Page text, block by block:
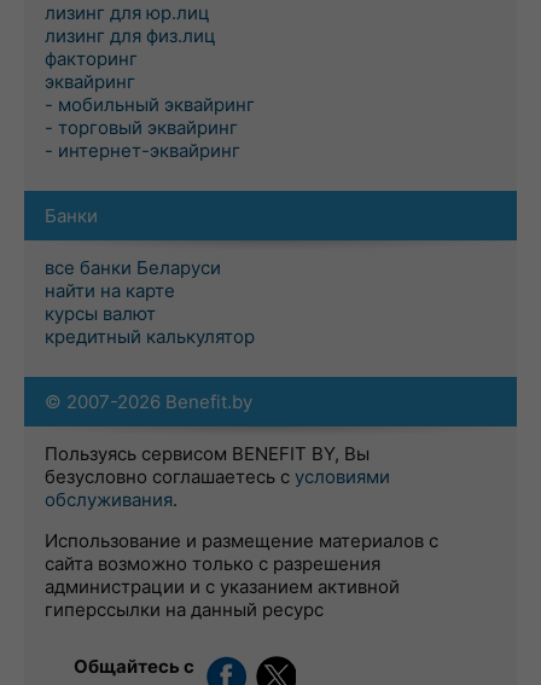
лизинг для юр.лиц
лизинг для физ.лиц
факторинг
эквайринг
- мобильный эквайринг
- торговый эквайринг
- интернет-эквайринг
Банки
все банки Беларуси
найти на карте
курсы валют
кредитный калькулятор
© 2007-2026 Benefit.by
Пользуясь сервисом BENEFIT BY, Вы
безусловно соглашаетесь с условиями
обслуживания.
Использование и размещение материалов с
сайта возможно только с разрешения
администрации и с указанием активной
гиперссылки на данный ресурс
Общайтесь с